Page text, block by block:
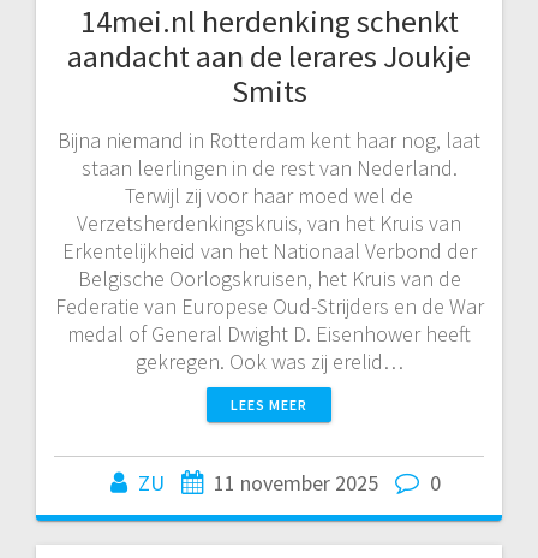
14mei.nl herdenking schenkt
aandacht aan de lerares Joukje
Smits
Bijna niemand in Rotterdam kent haar nog, laat
staan leerlingen in de rest van Nederland.
Terwijl zij voor haar moed wel de
Verzetsherdenkingskruis, van het Kruis van
Erkentelijkheid van het Nationaal Verbond der
Belgische Oorlogskruisen, het Kruis van de
Federatie van Europese Oud-Strijders en de War
medal of General Dwight D. Eisenhower heeft
gekregen. Ook was zij erelid…
LEES MEER
ZU 11 november 2025 0